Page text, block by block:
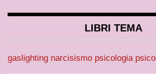
LIBRI TEMA
gaslighting narcisismo psicologia